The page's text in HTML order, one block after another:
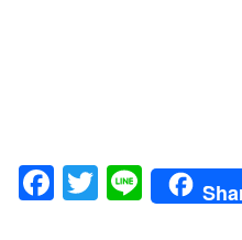
Facebook
Twitter
Line